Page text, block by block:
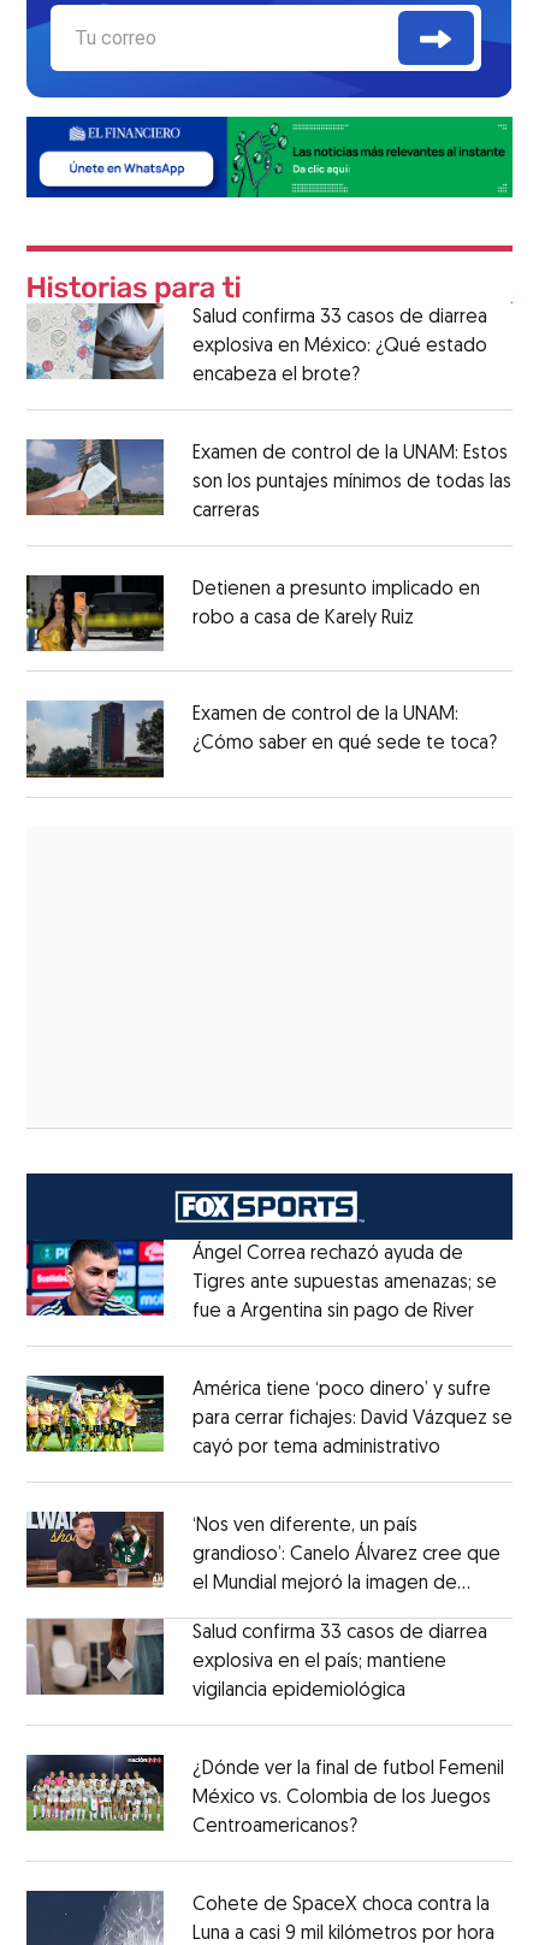
Salud confirma 33 casos de diarrea
explosiva en México: ¿Qué estado
encabeza el brote?
Examen de control de la UNAM: Estos
son los puntajes mínimos de todas las
carreras
Detienen a presunto implicado en
robo a casa de Karely Ruiz
Examen de control de la UNAM:
¿Cómo saber en qué sede te toca?
Ángel Correa rechazó ayuda de
Tigres ante supuestas amenazas; se
fue a Argentina sin pago de RiverOpens
América tiene ‘poco dinero’ y sufre
para cerrar fichajes: David Vázquez se
cayó por tema administrativo
‘Nos ven diferente, un país
grandioso’: Canelo Álvarez cree que
el Mundial mejoró la imagen de
Salud confirma 33 casos de diarrea
explosiva en el país; mantiene
vigilancia epidemiológica
¿Dónde ver la final de futbol Femenil
México vs. Colombia de los Juegos
Centroamericanos?Opens in new
Cohete de SpaceX choca contra la
Luna a casi 9 mil kilómetros por hora